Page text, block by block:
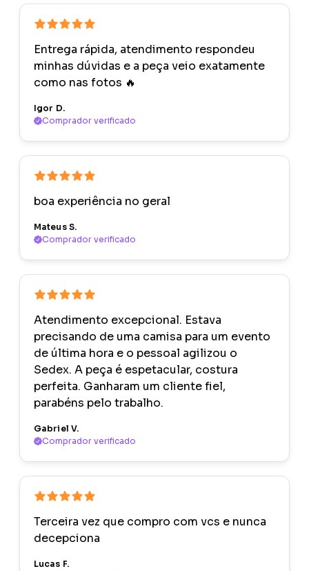
Entrega rápida, atendimento respondeu
minhas dúvidas e a peça veio exatamente
como nas fotos 🔥
Igor D.
Comprador verificado
boa experiência no geral
Mateus S.
Comprador verificado
Atendimento excepcional. Estava
precisando de uma camisa para um evento
de última hora e o pessoal agilizou o
Sedex. A peça é espetacular, costura
perfeita. Ganharam um cliente fiel,
parabéns pelo trabalho.
Gabriel V.
Comprador verificado
Terceira vez que compro com vcs e nunca
decepciona
Lucas F.